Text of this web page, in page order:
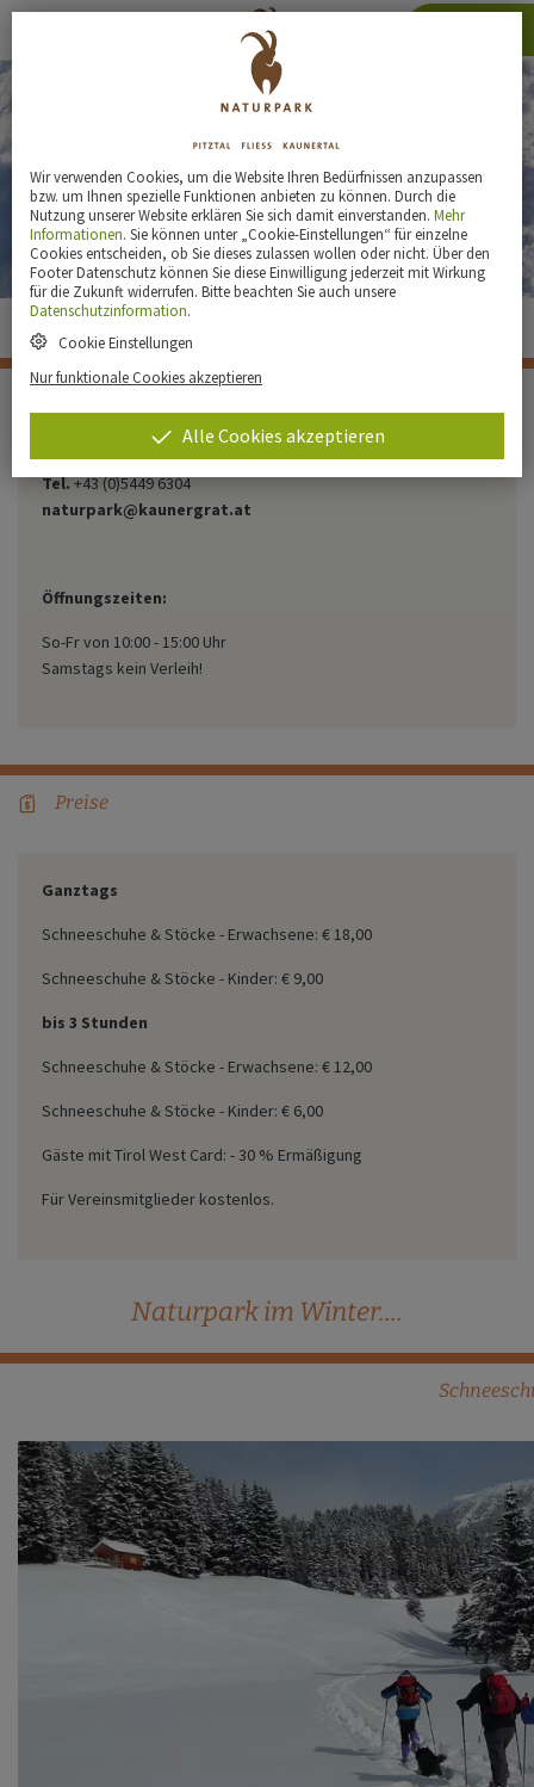
Schneeschuhverleih
Tel.+43 (0)5449 6304
naturpark@kaunergrat.at
Öffnungszeiten:
So-Fr von 10:00 - 15:00 Uhr
Samstags kein Verleih!
price-tag Preise
Ganztags
Schneeschuhe & Stöcke - Erwachsene: € 18,00
Schneeschuhe & Stöcke - Kinder: € 9,00
bis 3 Stunden
Schneeschuhe & Stöcke - Erwachsene: € 12,00
Schneeschuhe & Stöcke - Kinder: € 6,00
Gäste mit Tirol West Card: - 30 % Ermäßigung
Für Vereinsmitglieder kostenlos.
Naturpark im Winter....
Wir verwenden Cookies, um die Website Ihren Bedürfnissen anzupassen
bzw. um Ihnen spezielle Funktionen anbieten zu können. Durch die
Nutzung unserer Website erklären Sie sich damit einverstanden. Mehr
Informationen. Sie können unter „Cookie-Einstellungen“ für einzelne
Cookies entscheiden, ob Sie dieses zulassen wollen oder nicht. Über den
Footer Datenschutz können Sie diese Einwilligung jederzeit mit Wirkung
für die Zukunft widerrufen. Bitte beachten Sie auch unsere
Datenschutzinformation.
Cookie Einstellungen
Nur funktionale Cookies akzeptieren
Alle Cookies akzeptieren